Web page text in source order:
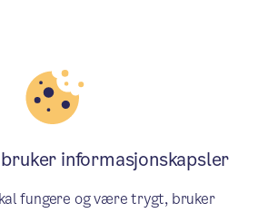
i byråd 6.
informasjonskapsler
fungere og være trygt, bruker